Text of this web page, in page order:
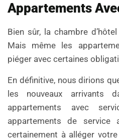
Appartements
Bien sûr, la chambre
Mais même les
piéger avec certaines
En définitive, nous dirions
les nouveaux arrivants
appartements avec
appartements de service
certainement à alléger